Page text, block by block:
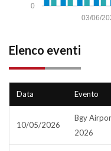
0
03/06/
Elenco eventi
Data Evento
10/05/2026
Bgy
2026